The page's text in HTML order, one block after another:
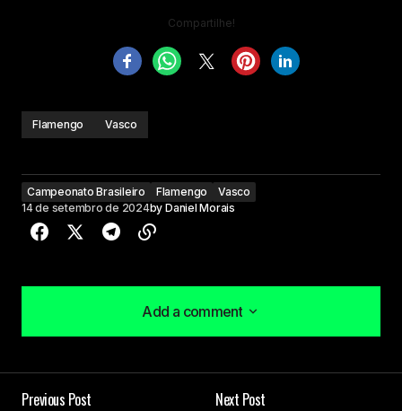
Compartilhe!
Flamengo Vasco
Campeonato Brasileiro Flamengo
Vasco
14 de setembro de 2024by Daniel Morais
Add a comment
Add a comment
Previous Post
Next Post